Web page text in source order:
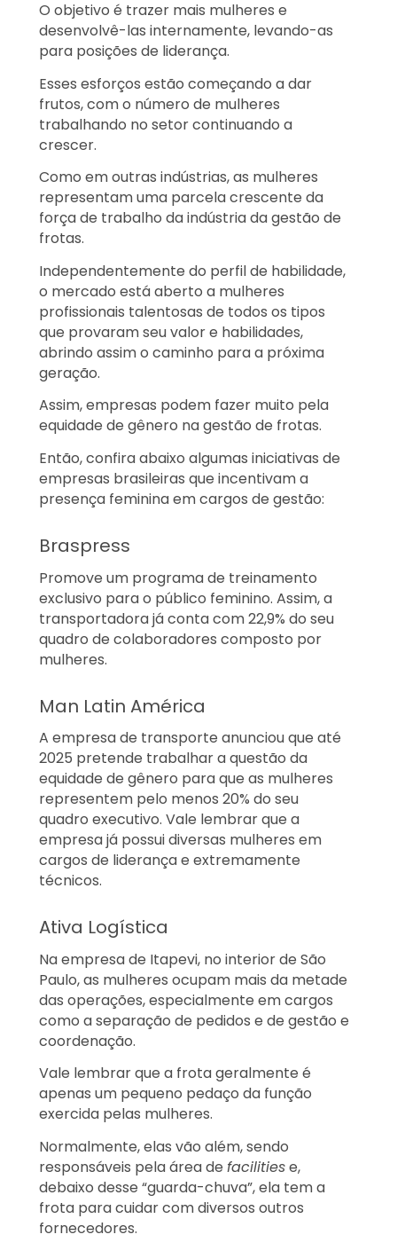
O objetivo é trazer mais mulheres e
desenvolvê-las internamente, levando-as
para posições de liderança.
Esses esforços estão começando a dar
frutos, com o número de mulheres
trabalhando no setor continuando a
crescer.
Como em outras indústrias, as mulheres
representam uma parcela crescente da
força de trabalho da indústria da gestão de
frotas.
Independentemente do perfil de habilidade,
o mercado está aberto a mulheres
profissionais talentosas de todos os tipos
que provaram seu valor e habilidades,
abrindo assim o caminho para a próxima
geração.
Assim, empresas podem fazer muito pela
equidade de gênero na gestão de frotas.
Então, confira abaixo algumas iniciativas de
empresas brasileiras que incentivam a
presença feminina em cargos de gestão:
Braspress
Promove um programa de treinamento
exclusivo para o público feminino. Assim, a
transportadora já conta com 22,9% do seu
quadro de colaboradores composto por
mulheres.
Man Latin América
A empresa de transporte anunciou que até
2025 pretende trabalhar a questão da
equidade de gênero para que as mulheres
representem pelo menos 20% do seu
quadro executivo. Vale lembrar que a
empresa já possui diversas mulheres em
cargos de liderança e extremamente
técnicos.
Ativa Logística
Na empresa de Itapevi, no interior de São
Paulo, as mulheres ocupam mais da metade
das operações, especialmente em cargos
como a separação de pedidos e de gestão e
coordenação.
Vale lembrar que a frota geralmente é
apenas um pequeno pedaço da função
exercida pelas mulheres.
Normalmente, elas vão além, sendo
responsáveis pela área de facilitiese,
debaixo desse “guarda-chuva”, ela tem a
frota para cuidar com diversos outros
fornecedores.